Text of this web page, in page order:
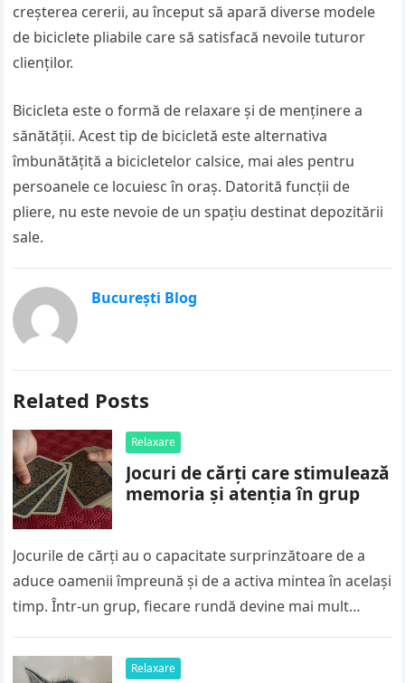
creșterea cererii, au început să apară diverse modele
de biciclete pliabile care să satisfacă nevoile tuturor
clienților.
Bicicleta este o formă de relaxare și de menținere a
sănătății. Acest tip de bicicletă este alternativa
îmbunătățită a bicicletelor calsice, mai ales pentru
persoanele ce locuiesc în oraș. Datorită funcții de
pliere, nu este nevoie de un spațiu destinat depozitării
sale.
București Blog
Related Posts
Relaxare
Jocuri de cărți care stimulează
memoria și atenția în grup
Jocurile de cărți au o capacitate surprinzătoare de a
aduce oamenii împreună și de a activa mintea în același
timp. Într-un grup, fiecare rundă devine mai mult…
Relaxare